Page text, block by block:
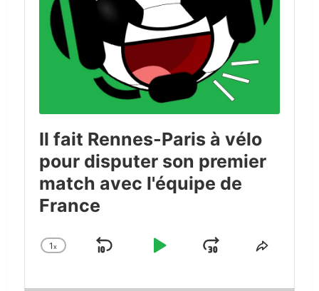
Il fait Rennes-Paris à vélo
pour disputer son premier
match avec l'équipe de
France
Change
1x
Skip
Play
JumpShare